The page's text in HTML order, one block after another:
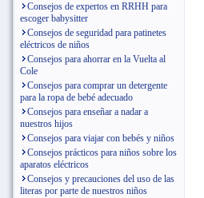
Consejos de expertos en RRHH para
escoger babysitter
Consejos de seguridad para patinetes
eléctricos de niños
Consejos para ahorrar en la Vuelta al
Cole
Consejos para comprar un detergente
para la ropa de bebé adecuado
Consejos para enseñar a nadar a
nuestros hijos
Consejos para viajar con bebés y niños
Consejos prácticos para niños sobre los
aparatos eléctricos
Consejos y precauciones del uso de las
literas por parte de nuestros niños